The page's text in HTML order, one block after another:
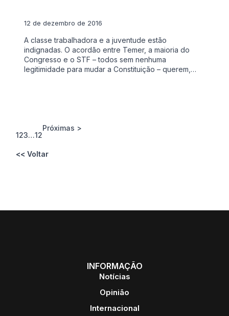
12 de dezembro de 2016
A classe trabalhadora e a juventude estão
indignadas. O acordão entre Temer, a maioria do
Congresso e o STF – todos sem nenhuma
legitimidade para mudar a Constituição – querem,…
123…12
Próximas >
<< Voltar
INFORMAÇÃO
Notícias
Opinião
Internacional